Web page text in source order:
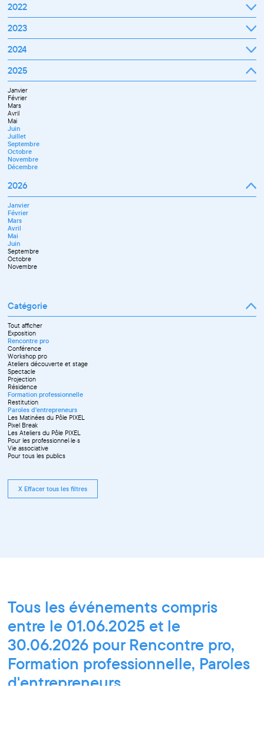
Septembre
Octobre
Novembre
Décembre
2022
Janvier
Février
Mars
Avril
Juillet
Septembre
Octobre
Novembre
Décembre
2023
Janvier
Février
Mars
Avril
Septembre
Octobre
Novembre
Décembre
2024
Janvier
Février
Mars
Avril
Mai
Juin
Juillet
Septembre
Novembre
Décembre
2025
Janvier
Février
Mars
Avril
Mai
Juin
Juillet
Septembre
Octobre
Novembre
Décembre
2026
Janvier
Février
Mars
Avril
Mai
Juin
Septembre
Octobre
Novembre
Catégorie
Tout afficher
Exposition
Rencontre pro
Conférence
Workshop pro
Ateliers découverte et stage
Spectacle
Projection
Résidence
Formation professionnelle
Restitution
Paroles d'entrepreneurs
Les Matinées du Pôle PIXEL
Pixel Break
Les Ateliers du Pôle PIXEL
Pour les professionnel·le·s
Vie associative
Pour tous les publics
X Effacer tous les filtres
Tous les événements compris
entre le 01.06.2025 et le
30.06.2026 pour Rencontre pro,
Formation professionnelle, Paroles
d'entrepreneurs